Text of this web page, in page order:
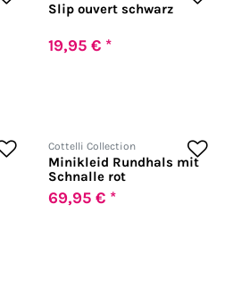
Slip ouvert schwarz
19,95 € *
Cottelli Collection
Minikleid Rundhals mit
Schnalle rot
69,95 € *